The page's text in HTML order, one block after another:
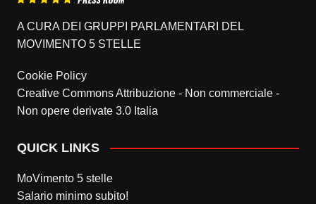
A CURA DEI GRUPPI PARLAMENTARI DEL
MOVIMENTO 5 STELLE
Cookie Policy
Creative Commons Attribuzione - Non commerciale -
Non opere derivate 3.0 Italia
QUICK LINKS
MoVimento 5 stelle
Salario minimo subito!